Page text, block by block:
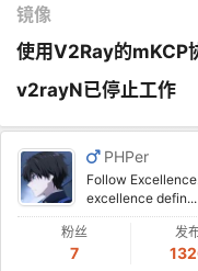
镜像
使用V2Ray的mKCP
v2rayN已停止工作
PHPer
Follow
excellence defin...
粉丝
7
发